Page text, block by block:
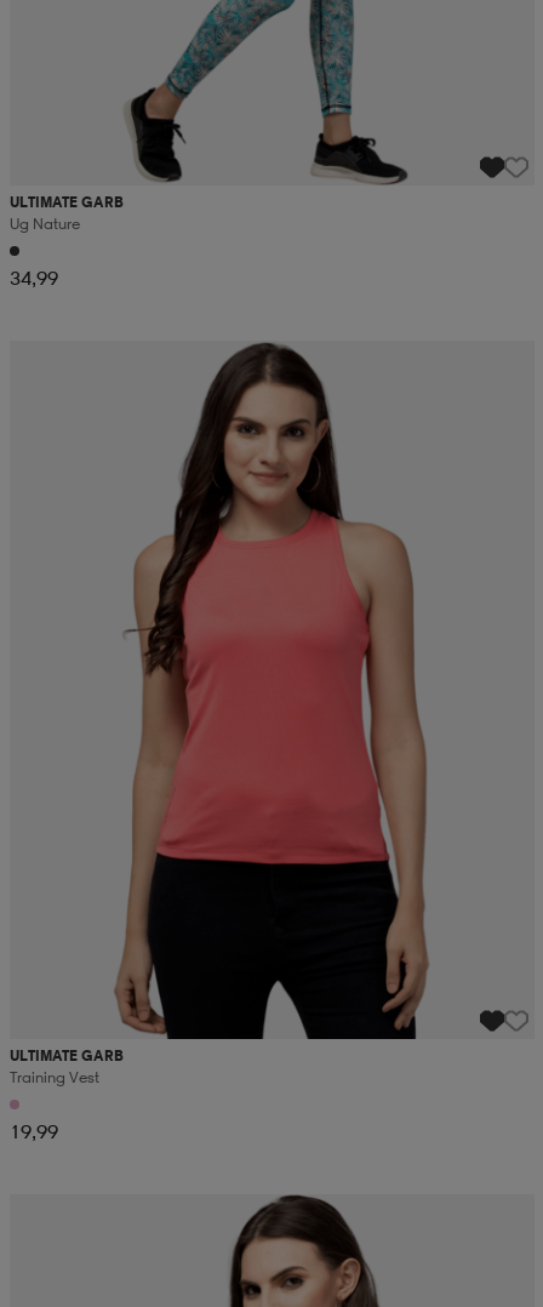
ULTIMATE GARB
Ug Nature
34,99
ULTIMATE GARB
Training Vest
19,99